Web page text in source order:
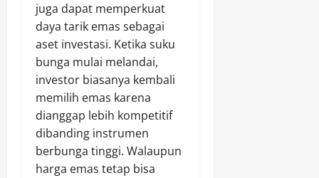
juga dapat memperkuat
daya tarik emas sebagai
aset investasi. Ketika suku
bunga mulai melandai,
investor biasanya kembali
memilih emas karena
dianggap lebih kompetitif
dibanding instrumen
berbunga tinggi. Walaupun
harga emas tetap bisa